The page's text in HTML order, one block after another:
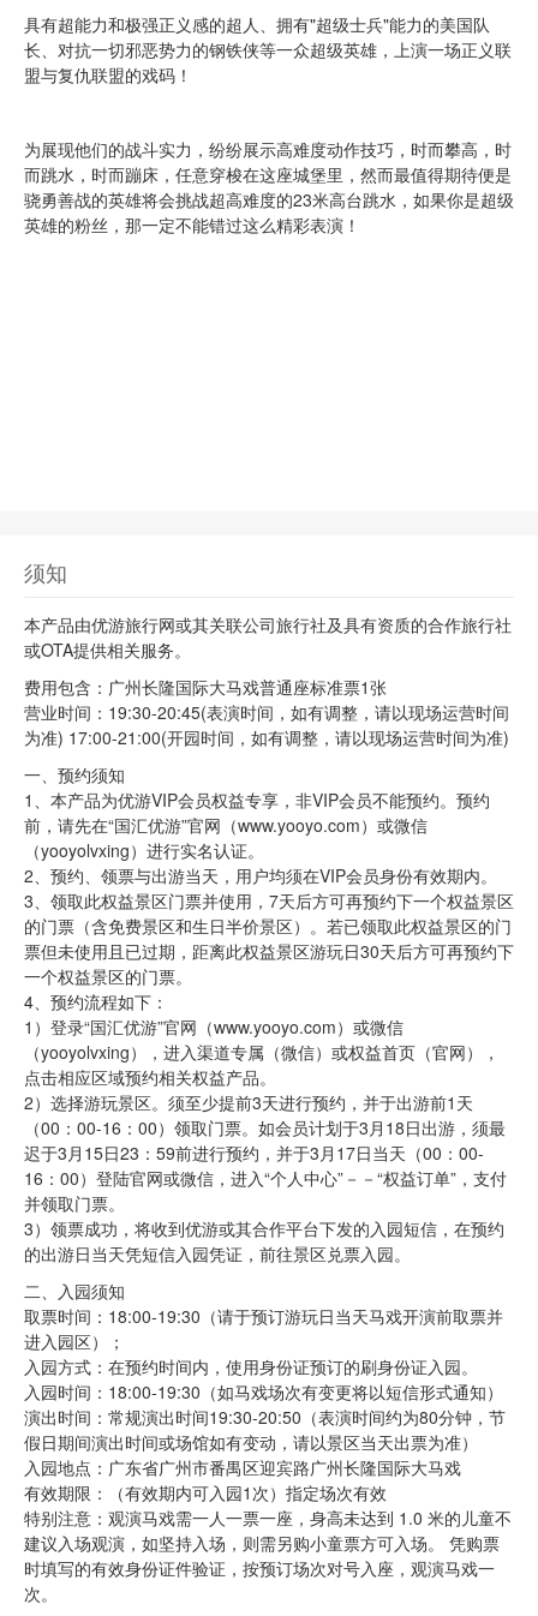
具有超能力和极强正义感的超人、拥有"超级士兵"能力的美国队
长、对抗一切邪恶势力的钢铁侠等一众超级英雄，上演一场正义联
盟与复仇联盟的戏码！
为展现他们的战斗实力，纷纷展示高难度动作技巧，时而攀高，时
而跳水，时而蹦床，任意穿梭在这座城堡里，然而最值得期待便是
骁勇善战的英雄将会挑战超高难度的23米高台跳水，如果你是超级
英雄的粉丝，那一定不能错过这么精彩表演！
须知
本产品由优游旅行网或其关联公司旅行社及具有资质的合作旅行社
或OTA提供相关服务。
费用包含：广州长隆国际大马戏普通座标准票1张
营业时间：19:30-20:45(表演时间，如有调整，请以现场运营时间
为准) 17:00-21:00(开园时间，如有调整，请以现场运营时间为准)
一、预约须知
1、本产品为优游VIP会员权益专享，非VIP会员不能预约。预约
前，请先在“国汇优游”官网（www.yooyo.com）或微信
（yooyolvxing）进行实名认证。
2、预约、领票与出游当天，用户均须在VIP会员身份有效期内。
3、领取此权益景区门票并使用，7天后方可再预约下一个权益景区
的门票（含免费景区和生日半价景区）。若已领取此权益景区的门
票但未使用且已过期，距离此权益景区游玩日30天后方可再预约下
一个权益景区的门票。
4、预约流程如下：
1）登录“国汇优游”官网（www.yooyo.com）或微信
（yooyolvxing），进入渠道专属（微信）或权益首页（官网），
点击相应区域预约相关权益产品。
2）选择游玩景区。须至少提前3天进行预约，并于出游前1天
（00：00-16：00）领取门票。如会员计划于3月18日出游，须最
迟于3月15日23：59前进行预约，并于3月17日当天（00：00-
16：00）登陆官网或微信，进入“个人中心”－－“权益订单”，支付
并领取门票。
3）领票成功，将收到优游或其合作平台下发的入园短信，在预约
的出游日当天凭短信入园凭证，前往景区兑票入园。
二、入园须知
取票时间：18:00-19:30（请于预订游玩日当天马戏开演前取票并
进入园区）；
入园方式：在预约时间内，使用身份证预订的刷身份证入园。
入园时间：18:00-19:30（如马戏场次有变更将以短信形式通知）
演出时间：常规演出时间19:30-20:50（表演时间约为80分钟，节
假日期间演出时间或场馆如有变动，请以景区当天出票为准）
入园地点：广东省广州市番禺区迎宾路广州长隆国际大马戏
有效期限：（有效期内可入园1次）指定场次有效
特别注意：观演马戏需一人一票一座，身高未达到 1.0 米的儿童不
建议入场观演，如坚持入场，则需另购小童票方可入场。 凭购票
时填写的有效身份证件验证，按预订场次对号入座，观演马戏一
次。